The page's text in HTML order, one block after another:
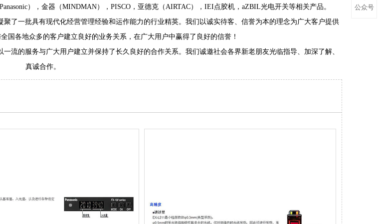
），金器（MINDMAN），PISCO，亚德克（AIRTAC），IEI点胶机，aZBIL光电开关等相关产品。
一批具有现代化经营管理经验和运作能力的行业精英。我们以诚实待客、信誉为本的理念为广大客户提供
国各地众多的客户建立良好的业务关系，在广大用户中赢得了良好的信誉！
的服务与广大用户建立并保持了长久良好的合作关系。我们诚邀社会各界新老朋友光临指导、加深了解、
真诚合作。
公众号